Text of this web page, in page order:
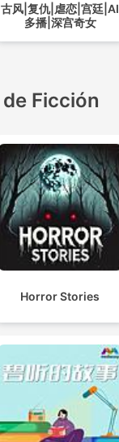
古风|复仇|虐恋|宫廷|AI
多播|深宫奇女
Ficción
Horror Stories